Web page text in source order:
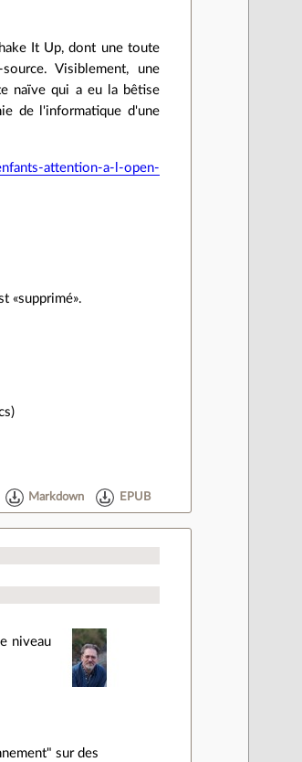
It Up, dont une toute
Visiblement, une
naïve qui a eu la bêtise
de l'informatique d'une
attention-a-l-open-
«supprimé».
Markdown EPUB
niveau
sur des